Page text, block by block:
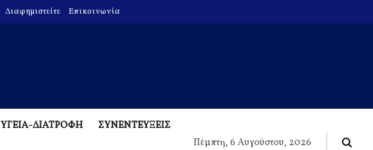
Διαφημιστείτε Επικοινωνία
ΥΓΕΙΑ-ΔΙΑΤΡΟΦΗ ΣΥΝΕΝΤΕΥΞΕΙΣ
Πέμπτη, 6 Αυγούστου, 2026